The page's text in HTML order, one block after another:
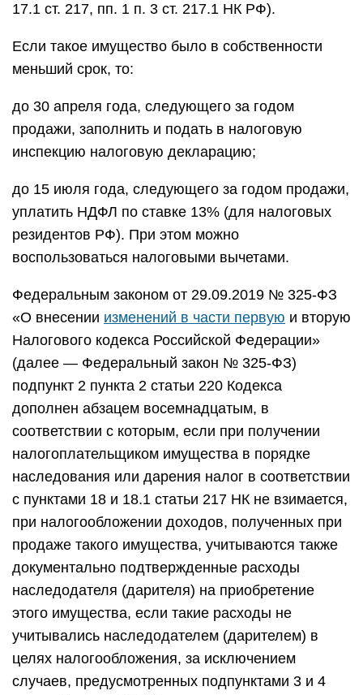
17.1 ст. 217, пп. 1 п. 3 ст. 217.1 НК РФ).
Если такое имущество было в собственности
меньший срок, то:
до 30 апреля года, следующего за годом
продажи, заполнить и подать в налоговую
инспекцию налоговую декларацию;
до 15 июля года, следующего за годом продажи,
уплатить НДФЛ по ставке 13% (для налоговых
резидентов РФ). При этом можно
воспользоваться налоговыми вычетами.
Федеральным законом от 29.09.2019 № 325-ФЗ
«О внесении изменений в части первую и вторую
Налогового кодекса Российской Федерации»
(далее — Федеральный закон № 325-ФЗ)
подпункт 2 пункта 2 статьи 220 Кодекса
дополнен абзацем восемнадцатым, в
соответствии с которым, если при получении
налогоплательщиком имущества в порядке
наследования или дарения налог в соответствии
с пунктами 18 и 18.1 статьи 217 НК не взимается,
при налогообложении доходов, полученных при
продаже такого имущества, учитываются также
документально подтвержденные расходы
наследодателя (дарителя) на приобретение
этого имущества, если такие расходы не
учитывались наследодателем (дарителем) в
целях налогообложения, за исключением
случаев, предусмотренных подпунктами 3 и 4